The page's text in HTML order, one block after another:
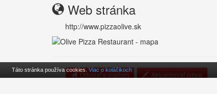
Web stránka
http://www.pizzaolive.sk
Odoslať e-mailom Aktualizovať údaje
Táto stránka používa cookies.Viac o koláčikoch